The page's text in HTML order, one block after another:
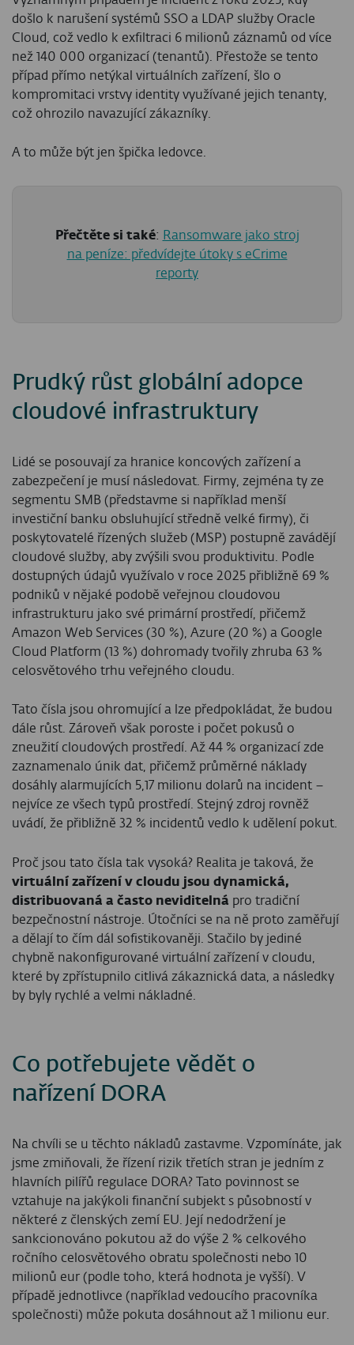
došlo k narušení systémů SSO a LDAP služby Oracle
Cloud, což vedlo k exfiltraci 6 milionů záznamů od více
než 140 000 organizací (tenantů). Přestože se tento
případ přímo netýkal virtuálních zařízení, šlo o
kompromitaci vrstvy identity využívané jejich tenanty,
což ohrozilo navazující zákazníky.
A to může být jen špička ledovce.
Přečtěte si také: Ransomware jako stroj
na peníze: předvídejte útoky s eCrime
reporty
Prudký růst globální adopce
cloudové infrastruktury
Lidé se posouvají za hranice koncových zařízení a
zabezpečení je musí následovat. Firmy, zejména ty ze
segmentu SMB (představme si například menší
investiční banku obsluhující středně velké firmy), či
poskytovatelé řízených služeb (MSP) postupně zavádějí
cloudové služby, aby zvýšili svou produktivitu. Podle
dostupných údajů využívalo v roce 2025 přibližně 69 %
podniků v nějaké podobě veřejnou cloudovou
infrastrukturu jako své primární prostředí, přičemž
Amazon Web Services (30 %), Azure (20 %) a Google
Cloud Platform (13 %) dohromady tvořily zhruba 63 %
celosvětového trhu veřejného cloudu.
Tato čísla jsou ohromující a lze předpokládat, že budou
dále růst. Zároveň však poroste i počet pokusů o
zneužití cloudových prostředí. Až 44 % organizací zde
zaznamenalo únik dat, přičemž průměrné náklady
dosáhly alarmujících 5,17 milionu dolarů na incident –
nejvíce ze všech typů prostředí. Stejný zdroj rovněž
uvádí, že přibližně 32 % incidentů vedlo k udělení pokut.
Proč jsou tato čísla tak vysoká? Realita je taková, že
virtuální zařízení v cloudu jsou dynamická,
distribuovaná a často neviditelná pro tradiční
bezpečnostní nástroje. Útočníci se na ně proto zaměřují
a dělají to čím dál sofistikovaněji. Stačilo by jediné
chybně nakonfigurované virtuální zařízení v cloudu,
které by zpřístupnilo citlivá zákaznická data, a následky
by byly rychlé a velmi nákladné.
Co potřebujete vědět o
nařízení DORA
Na chvíli se u těchto nákladů zastavme. Vzpomínáte, jak
jsme zmiňovali, že řízení rizik třetích stran je jedním z
hlavních pilířů regulace DORA? Tato povinnost se
vztahuje na jakýkoli finanční subjekt s působností v
některé z členských zemí EU. Její nedodržení je
sankcionováno pokutou až do výše 2 % celkového
ročního celosvětového obratu společnosti nebo 10
milionů eur (podle toho, která hodnota je vyšší). V
případě jednotlivce (například vedoucího pracovníka
společnosti) může pokuta dosáhnout až 1 milionu eur.